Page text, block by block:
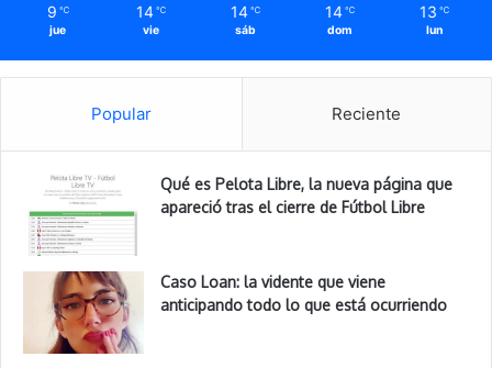
9 ℃
jue
14 ℃
vie
14 ℃
sáb
14 ℃
dom
13 ℃
lun
Popular Reciente
Qué es Pelota Libre, la nueva página que
apareció tras el cierre de Fútbol Libre
Caso Loan: la vidente que viene
anticipando todo lo que está ocurriendo